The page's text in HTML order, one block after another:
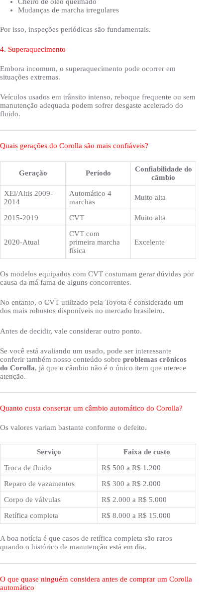
Mudanças de marcha irregulares
Por isso, inspeções periódicas são fundamentais.
4. Superaquecimento
Embora incomum, o superaquecimento pode ocorrer em
situações extremas.
Veículos usados em trânsito intenso, reboque frequente ou sem
manutenção adequada podem sofrer desgaste acelerado do
fluido.
Quais gerações do Corolla são mais confiáveis?
Geração Período
Confiabilidade do
câmbio
XEi/Altis 2009-
2014
Automático 4
marchas
Muito alta
2015-2019 CVT Muito alta
2020-Atual
CVT com
primeira marcha
física
Excelente
Os modelos equipados com CVT costumam gerar dúvidas por
causa da má fama de alguns concorrentes.
No entanto, o CVT utilizado pela Toyota é considerado um
dos mais robustos disponíveis no mercado brasileiro.
Antes de decidir, vale considerar outro ponto.
Se você está avaliando um usado, pode ser interessante
conferir também nosso conteúdo sobre problemas crônicos
do Corolla, já que o câmbio não é o único item que merece
atenção.
Quanto custa consertar um câmbio automático do Corolla?
Os valores variam bastante conforme o defeito.
Serviço
Faixa de custo
Troca de fluido
R$ 500 a R$ 1.200
Reparo de vazamentos
R$ 300 a R$ 2.000
Corpo de válvulas
R$ 2.000 a R$ 5.000
Retífica completa
R$ 8.000 a R$ 15.000
A boa notícia é que casos de retífica completa são raros
quando o histórico de manutenção está em dia.
O que quase ninguém considera antes de comprar um Corolla
automático